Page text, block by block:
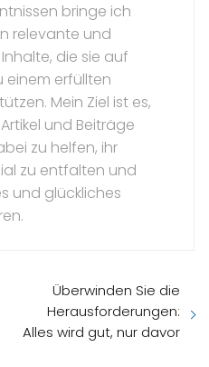
bringe ich
relevante und
die sie auf
einem erfüllten
Mein Ziel ist es,
und Beiträge
zu helfen, ihr
zu entfalten und
und glückliches
Überwinden Sie die
Herausforderungen:
Alles wird gut, nur davor